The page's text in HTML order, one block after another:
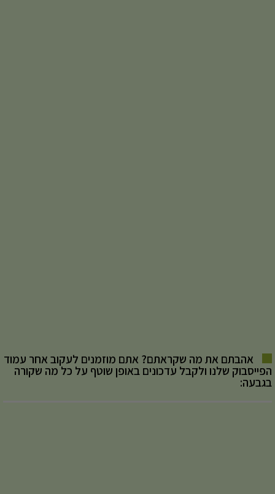
אהבתם את מה שקראתם? אתם מוזמנים לעקוב אחר עמוד
הפייסבוק שלנו ולקבל עדכונים באופן שוטף על כל מה שקורה
בגבעה: